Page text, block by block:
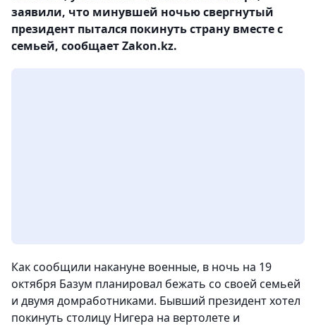
заявили, что минувшей ночью свергнутый
президент пытался покинуть страну вместе с
семьей, сообщает Zakon.kz.
Как сообщили накануне военные, в ночь на 19
октября Базум планировал бежать со своей семьей
и двумя домработниками. Бывший президент хотел
покинуть столицу Нигера на вертолете и